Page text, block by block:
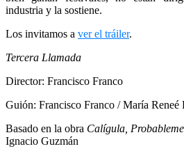
industria y la sostiene.
Los invitamos a ver el tráiler.
Tercera Llamada
Director: Francisco Franco
Guión: Francisco Franco / María Reneé
Basado en la obra Calígula,
Ignacio Guzmán